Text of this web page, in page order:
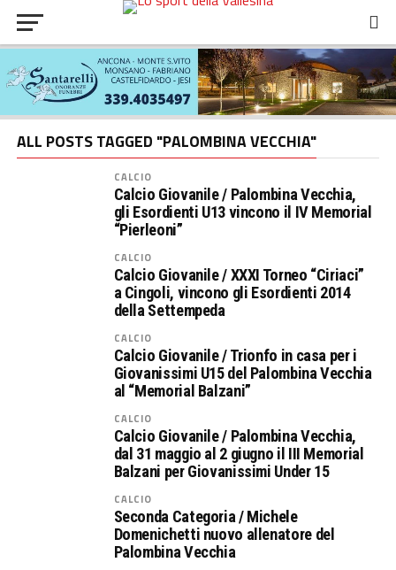
ALL POSTS TAGGED "PALOMBINA VECCHIA"
CALCIO
Calcio Giovanile / Palombina Vecchia,
gli Esordienti U13 vincono il IV Memorial
“Pierleoni”
CALCIO
Calcio Giovanile / XXXI Torneo “Ciriaci”
a Cingoli, vincono gli Esordienti 2014
della Settempeda
CALCIO
Calcio Giovanile / Trionfo in casa per i
Giovanissimi U15 del Palombina Vecchia
al “Memorial Balzani”
CALCIO
Calcio Giovanile / Palombina Vecchia,
dal 31 maggio al 2 giugno il III Memorial
Balzani per Giovanissimi Under 15
CALCIO
Seconda Categoria / Michele
Domenichetti nuovo allenatore del
Palombina Vecchia